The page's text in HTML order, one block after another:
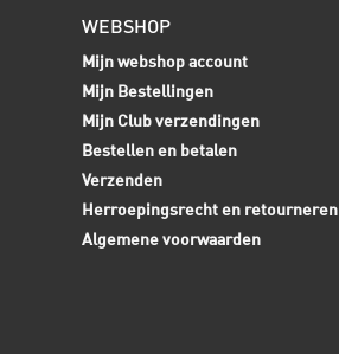
WEBSHOP
Mijn webshop account
Mijn Bestellingen
Mijn Club verzendingen
Bestellen en betalen
Verzenden
Herroepingsrecht en retourneren
Algemene voorwaarden